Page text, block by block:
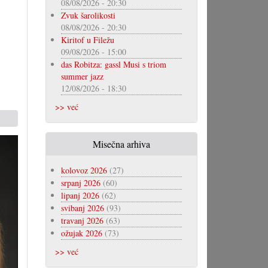
08/08/2026 - 20:30
Zvuk šarolikosti
08/08/2026 - 20:30
Kiritof u Filežu
09/08/2026 - 15:00
das Robitza: gassl Musi s triom
summer jazz
12/08/2026 - 18:30
>> već
Misečna arhiva
kolovoz 2026(27)
srpanj 2026(60)
lipanj 2026(62)
svibanj 2026(93)
travanj 2026(63)
ožujak 2026(73)
>> već